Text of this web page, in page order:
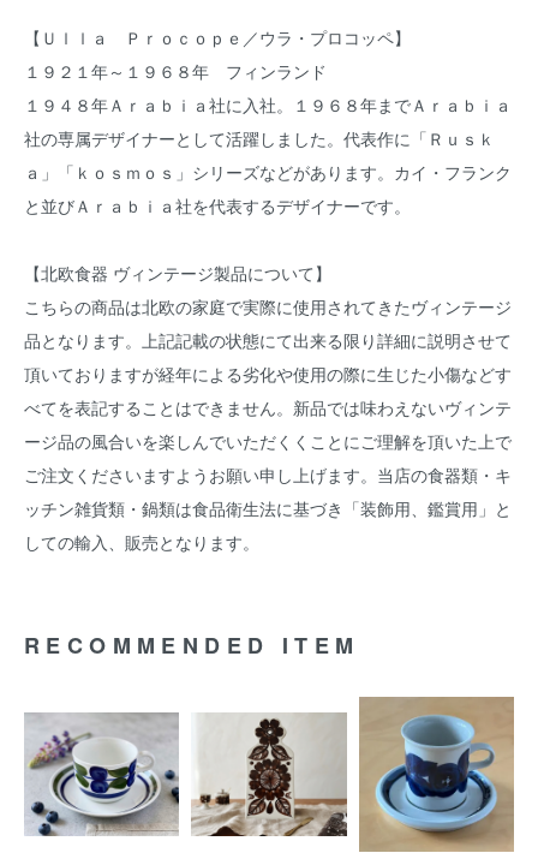
【Ｕｌｌａ Ｐｒｏｃｏｐｅ／ウラ・プロコッペ】
１９２１年～１９６８年 フィンランド
１９４８年Ａｒａｂｉａ社に入社。１９６８年までＡｒａｂｉａ
社の専属デザイナーとして活躍しました。代表作に「Ｒｕｓｋ
ａ」「ｋｏｓｍｏｓ」シリーズなどがあります。カイ・フランク
と並びＡｒａｂｉａ社を代表するデザイナーです。
【北欧食器 ヴィンテージ製品について】
こちらの商品は北欧の家庭で実際に使用されてきたヴィンテージ
品となります。上記記載の状態にて出来る限り詳細に説明させて
頂いておりますが経年による劣化や使用の際に生じた小傷などす
べてを表記することはできません。新品では味わえないヴィンテ
ージ品の風合いを楽しんでいただくくことにご理解を頂いた上で
ご注文くださいますようお願い申し上げます。当店の食器類・キ
ッチン雑貨類・鍋類は食品衛生法に基づき「装飾用、鑑賞用」と
しての輸入、販売となります。
RECOMMENDED ITEM